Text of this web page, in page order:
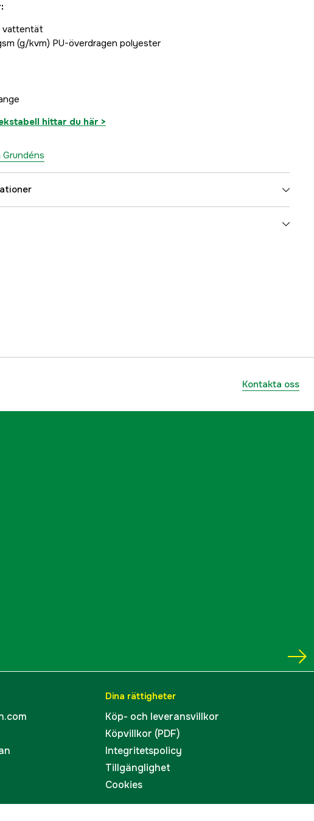
vattentät
(g/kvm) PU-överdragen polyester
hittar du här >
Grundéns
Kontakta oss
Dina rättigheter
Köp- och leveransvillkor
Köpvillkor (PDF)
Integritetspolicy
Tillgänglighet
Cookies